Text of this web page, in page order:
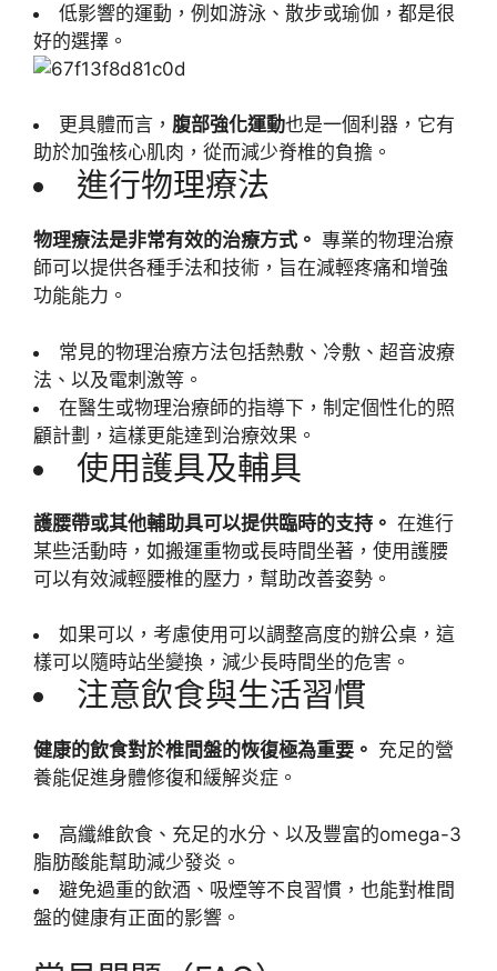
低影響的運動，例如游泳、散步或瑜伽，都是很
好的選擇。
更具體而言， 腹部強化運動也是一個利器，它有
助於加強核心肌肉，從而減少脊椎的負擔。
進行物理療法
物理療法是非常有效的治療方式。 專業的物理治療
師可以提供各種手法和技術，旨在減輕疼痛和增強
功能能力。
常見的物理治療方法包括熱敷、冷敷、超音波療
法、以及電刺激等。
在醫生或物理治療師的指導下，制定個性化的照
顧計劃，這樣更能達到治療效果。
使用護具及輔具
護腰帶或其他輔助具可以提供臨時的支持。 在進行
某些活動時，如搬運重物或長時間坐著，使用護腰
可以有效減輕腰椎的壓力，幫助改善姿勢。
如果可以，考慮使用可以調整高度的辦公桌，這
樣可以隨時站坐變換，減少長時間坐的危害。
注意飲食與生活習慣
健康的飲食對於椎間盤的恢復極為重要。 充足的營
養能促進身體修復和緩解炎症。
高纖維飲食、充足的水分、以及豐富的omega-3
脂肪酸能幫助減少發炎。
避免過重的飲酒、吸煙等不良習慣，也能對椎間
盤的健康有正面的影響。